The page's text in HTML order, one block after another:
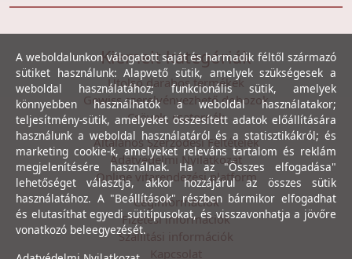
Kiemelt kategóriák
Utolsó darabos termékek
Gewiss szerelvényezhető dobozok
Csövek, csatornák
Általános Szerződési Feltételek
Adatvédelmi Nyilatkozat
Online vitarendezési platform
Céginformációk
Fizetési információk
Szállítási információk
Kapcsolat
A weboldalunkon válogatott saját és harmadik féltől származó
sütiket használunk: Alapvető sütik, amelyek szükségesek a
weboldal használatához; funkcionális sütik, amelyek
könnyebben használhatók a weboldal használatakor;
teljesítmény-sütik, amelyeket összesített adatok előállítására
használunk a weboldal használatáról és a statisztikákról; és
marketing cookie-k, amelyeket releváns tartalom és reklám
megjelenítésére használnak. Ha az "Összes elfogadása"
lehetőséget választja, akkor hozzájárul az összes sütik
használatához. A "Beállítások" részben bármikor elfogadhat
és elutasíthat egyedi sütitípusokat, és visszavonhatja a jövőre
vonatkozó beleegyezését.